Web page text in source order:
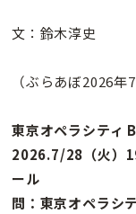
文：鈴木淳史
（ぶらあぼ2026年
東京オペラシティ
2026.7/28（火）
ール
問：東京オペラシ